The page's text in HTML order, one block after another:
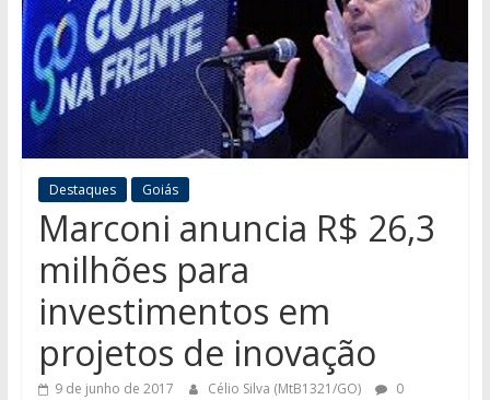
Destaques Goiás
Marconi anuncia R$ 26,3
milhões para
investimentos em
projetos de inovação
9 de junho de 2017 Célio Silva (MtB1321/GO)
0